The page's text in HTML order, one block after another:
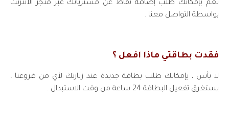
نعم بإمكانك طلب إضافة نقاط عن مشترياتك عبر متجر الانترنت
بواسطة التواصل معنا .
فقدت بطاقتي ماذا افعل ؟
لا بأس ، بإمكانك طلب بطاقة جديدة عند زيارتك لأي من فروعنا ،
يستغرق تفعيل البطاقة 24 ساعة من وقت الاستبدال .